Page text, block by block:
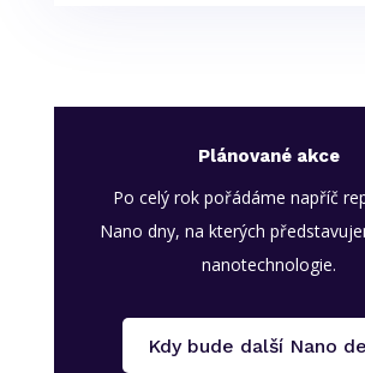
Plánované akce
Po celý rok pořádáme napříč
Nano dny, na kterých
nanotechnologie.
Kdy bude další Nano